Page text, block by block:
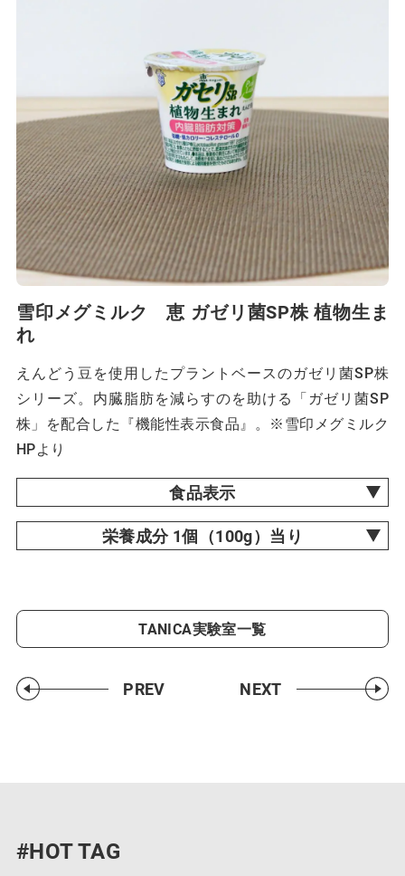
雪印メグミルク 恵 ガゼリ菌SP株 植物生ま
れ
えんどう豆を使用したプラントベースのガゼリ菌SP株
シリーズ。内臓脂肪を減らすのを助ける「ガゼリ菌SP
株」を配合した『機能性表示食品』。※雪印メグミルク
HPより
食品表示
栄養成分 1個（100g）当り
PREV NEXT
TANICA実験室一覧
#HOT TAG